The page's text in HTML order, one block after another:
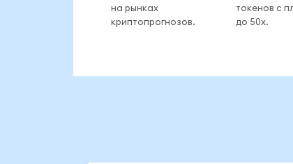
на рынках
криптопрогнозов.
токенов с
до 50x.